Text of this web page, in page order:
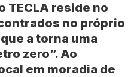
TECLA reside no
no próprio
a torna uma
zero”. Ao
em moradia de